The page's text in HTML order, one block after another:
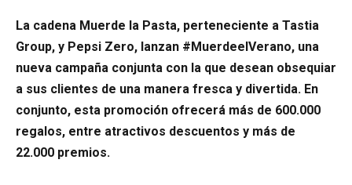
La cadena Muerde la Pasta, perteneciente a Tastia
Group, y Pepsi Zero, lanzan #MuerdeelVerano, una
nueva campaña conjunta con la que desean obsequiar
a sus clientes de una manera fresca y divertida. En
conjunto, esta promoción ofrecerá más de 600.000
regalos, entre atractivos descuentos y más de
22.000 premios.